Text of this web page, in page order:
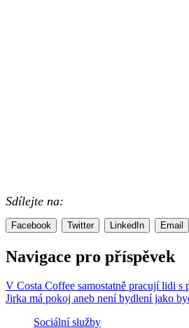
Sdílejte na:
Facebook Twitter LinkedIn Email
Navigace pro příspěvek
V Costa Coffee samostatně pracují lidi s
Jirka má pokoj aneb není bydlení jako
Sociální služby